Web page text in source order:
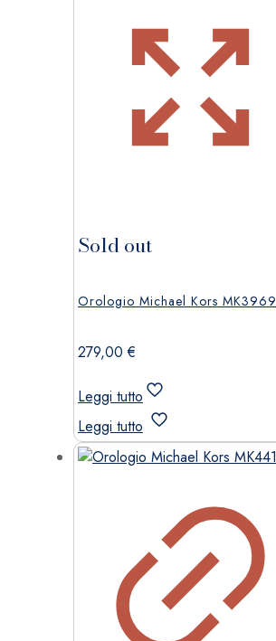
Sold out
Orologio Michael Kors MK3969
279,00€
Leggi tutto
Leggi tutto